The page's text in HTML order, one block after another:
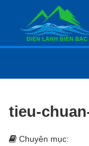
tieu-
Chuyên mục: